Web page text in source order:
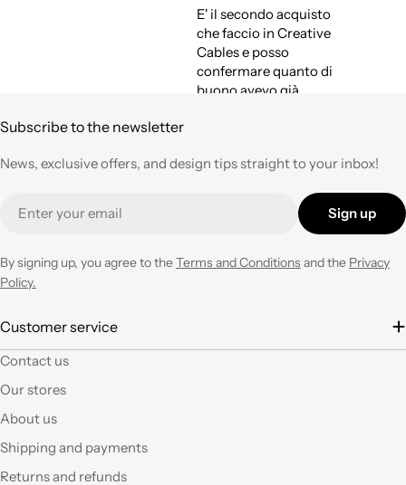
E' il secondo acquisto
che faccio in Creative
Cables e posso
confermare quanto di
buono avevo già
velocità nell'evasione
prezzo corretto !
Tornerò su questo
ne avrò necessità con
Subscribe to the newsletter
News, exclusive offers, and design tips straight to your inbox!
Sign up
By signing up, you agree to theTerms and Conditions and the Privacy
Policy.
Customer service
Contact us
Our stores
About us
Shipping and payments
Returns and refunds